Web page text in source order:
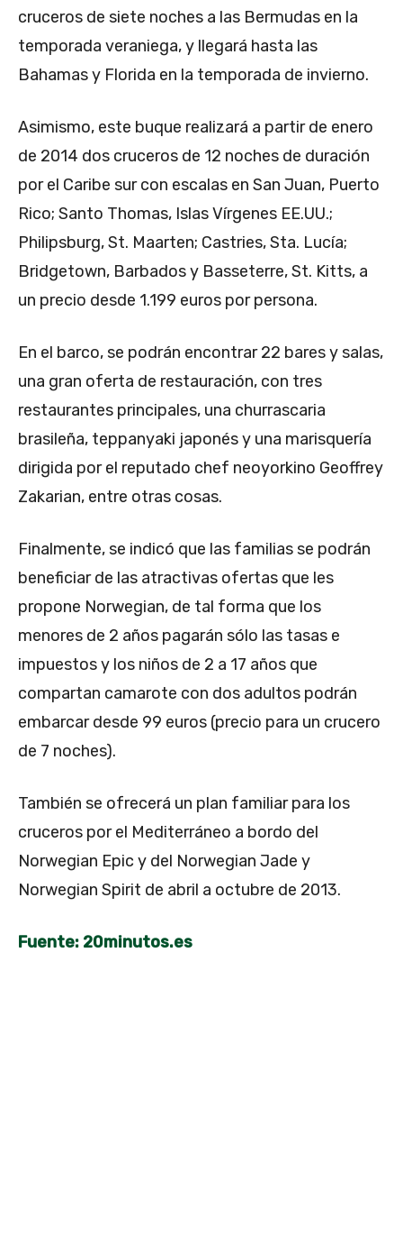
cruceros de siete noches a las Bermudas en la
temporada veraniega, y llegará hasta las
Bahamas y Florida en la temporada de invierno.
Asimismo, este buque realizará a partir de enero
de 2014 dos cruceros de 12 noches de duración
por el Caribe sur con escalas en San Juan, Puerto
Rico; Santo Thomas, Islas Vírgenes EE.UU.;
Philipsburg, St. Maarten; Castries, Sta. Lucía;
Bridgetown, Barbados y Basseterre, St. Kitts, a
un precio desde 1.199 euros por persona.
En el barco, se podrán encontrar 22 bares y salas,
una gran oferta de restauración, con tres
restaurantes principales, una churrascaria
brasileña, teppanyaki japonés y una marisquería
dirigida por el reputado chef neoyorkino Geoffrey
Zakarian, entre otras cosas.
Finalmente, se indicó que las familias se podrán
beneficiar de las atractivas ofertas que les
propone Norwegian, de tal forma que los
menores de 2 años pagarán sólo las tasas e
impuestos y los niños de 2 a 17 años que
compartan camarote con dos adultos podrán
embarcar desde 99 euros (precio para un crucero
de 7 noches).
También se ofrecerá un plan familiar para los
cruceros por el Mediterráneo a bordo del
Norwegian Epic y del Norwegian Jade y
Norwegian Spirit de abril a octubre de 2013.
Fuente: 20minutos.es